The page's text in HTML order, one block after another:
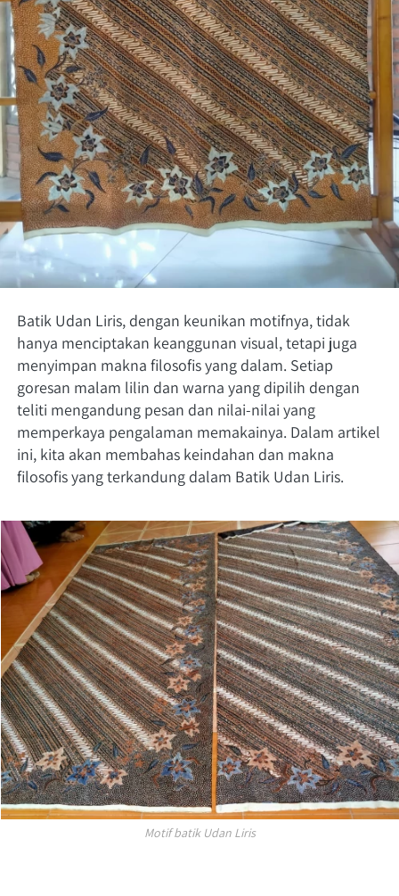
Batik Udan Liris, dengan keunikan motifnya, tidak
hanya menciptakan keanggunan visual, tetapi juga
menyimpan makna filosofis yang dalam. Setiap
goresan malam lilin dan warna yang dipilih dengan
teliti mengandung pesan dan nilai-nilai yang
memperkaya pengalaman memakainya. Dalam artikel
ini, kita akan membahas keindahan dan makna
filosofis yang terkandung dalam Batik Udan Liris.
Motif batik Udan Liris